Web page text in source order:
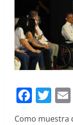
Como muestra